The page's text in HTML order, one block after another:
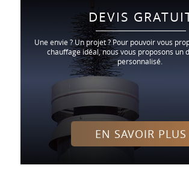
DEVIS
Une envie ? Un projet ? Pour pouvoir vous
chauffage idéal, nous vous proposons un
personnalisé.
EN SAVOIR PLUS